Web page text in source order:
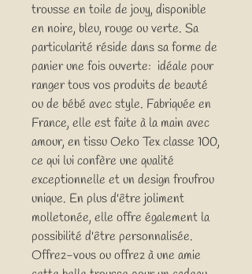
trousse en toile de jouy, disponible
en noire, bleu, rouge ou verte. Sa
particularité réside dans sa forme de
panier une fois ouverte: idéale pour
ranger tous vos produits de beauté
ou de bébé avec style. Fabriquée en
France, elle est faite à la main avec
amour, en tissu Oeko Tex classe 100,
ce qui lui confère une qualité
exceptionnelle et un design froufrou
unique. En plus d'être joliment
molletonée, elle offre également la
possibilité d'être personnalisée.
Offrez-vous ou offrez à une amie